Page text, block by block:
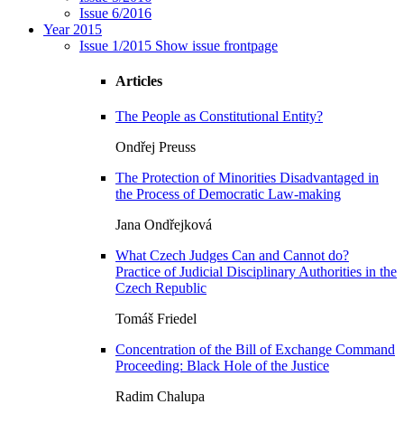
Issue 6/2016
Year 2015
Issue 1/2015 Show issue frontpage
Articles
The People as Constitutional Entity?
Ondřej Preuss
The Protection of Minorities Disadvantaged in
the Process of Democratic Law-making
Jana Ondřejková
What Czech Judges Can and Cannot do?
Practice of Judicial Disciplinary Authorities in the
Czech Republic
Tomáš Friedel
Concentration of the Bill of Exchange Command
Proceeding: Black Hole of the Justice
Radim Chalupa